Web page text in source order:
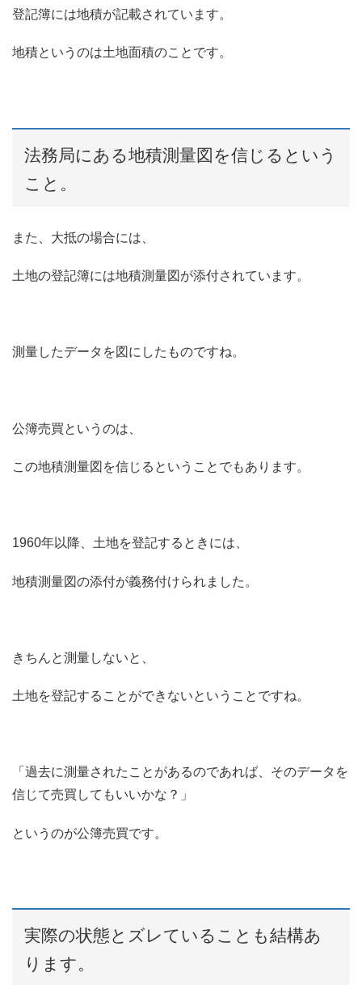
登記簿には地積が記載されています。
地積というのは土地面積のことです。
法務局にある地積測量図を信じるという
こと。
また、大抵の場合には、
土地の登記簿には地積測量図が添付されています。
測量したデータを図にしたものですね。
公簿売買というのは、
この地積測量図を信じるということでもあります。
1960年以降、土地を登記するときには、
地積測量図の添付が義務付けられました。
きちんと測量しないと、
土地を登記することができないということですね。
「過去に測量されたことがあるのであれば、そのデータを
信じて売買してもいいかな？」
というのが公簿売買です。
実際の状態とズレていることも結構あ
ります。